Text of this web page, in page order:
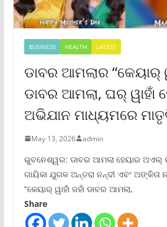
BUSINESS HEALTH LATEST
ଡାବର ଆମଲାର “କେୟାର୍
ଡାବର ଆମଲା, ଘର୍ ୱାହାଁ
ଅଭିଯାନ ମାଧ୍ୟମରେ
May 13, 2026 admin
ଭୁବନେଶ୍ୱର: ଡାବର ଆମଲା ହେୟାର
ଗାୟିକା ଯୁଗଳ ଅନ୍ତରା ନନ୍ଦୀ ଏବଂ ଅଙ୍କିତା
“କେୟାର୍ ୱାହାଁ ଜହାଁ ଡାବର ଆମଲା,
Share